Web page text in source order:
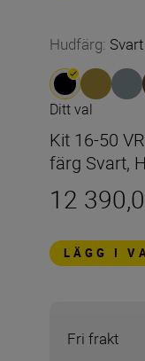
Hudfärg: Svart
Ditt val
Kit 16-50
färg Svart,
12
LÄGG I
Fri frakt